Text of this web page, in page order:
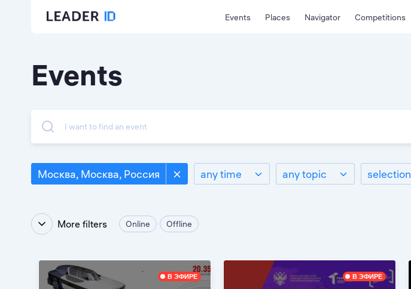
Events Places Navigator Competitions
Events
I want to find an event
Москва, Москва, Россия any time any topic selection
More filters Online Offline
В ЭФИРЕ В ЭФИРЕ